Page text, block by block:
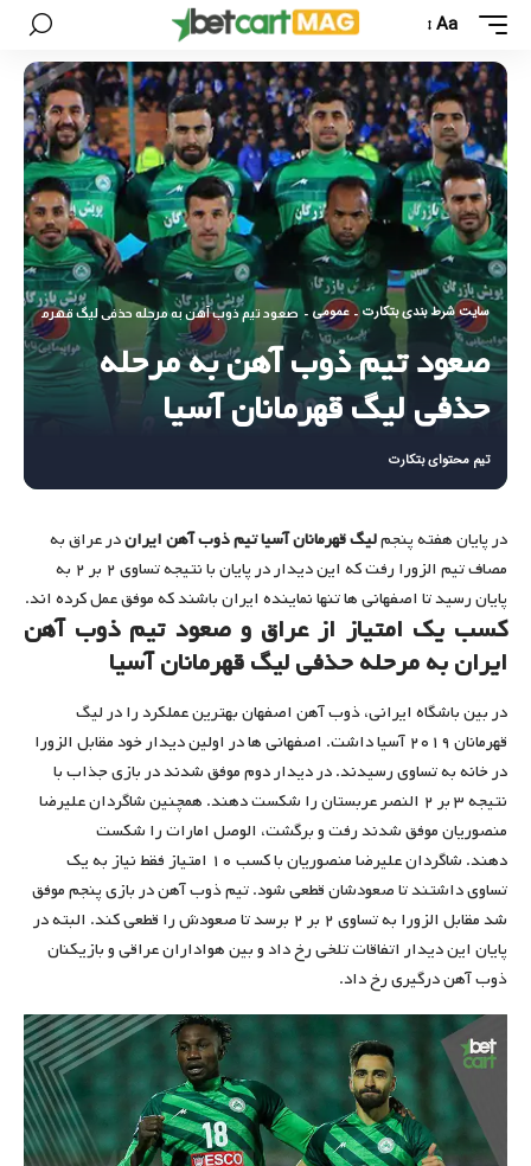
Aa
سایت شرط بندی بتکارت - عمومی - صعود تیم ذوب آهن به مرحله حذفی لیگ قهرمانان
صعود تیم ذوب آهن به مرحله
حذفی لیگ قهرمانان آسیا
تیم محتوای بتکارت
در پایان هفته پنجملیگ قهرمانان آسیا تیم ذوب آهن ایراندر عراق به
مصاف تیم الزورا رفت که این دیدار در پایان با نتیجه تساوی ۲ بر ۲ به
پایان رسید تا اصفهانی ها تنها نماینده ایران باشند که موفق عمل کرده اند.
کسب یک امتیاز از عراق و صعود تیم ذوب آهن
ایران به مرحله حذفی لیگ قهرمانان آسیا
در بین باشگاه ایرانی، ذوب آهن اصفهان بهترین عملکرد را در لیگ
قهرمانان ۲۰۱۹ آسیا داشت. اصفهانی ها در اولین دیدار خود مقابل الزورا
در خانه به تساوی رسیدند. در دیدار دوم موفق شدند در بازی جذاب با
نتیجه ۳ بر ۲ النصر عربستان را شکست دهند. همچنین شاگردان علیرضا
منصوریان موفق شدند رفت و برگشت، الوصل امارات را شکست
دهند. شاگردان علیرضا منصوریان با کسب ۱۰ امتیاز فقط نیاز به یک
تساوی داشتند تا صعودشان قطعی شود. تیم ذوب آهن در بازی پنجم موفق
شد مقابل الزورا به تساوی ۲ بر ۲ برسد تا صعودش را قطعی کند. البته در
پایان این دیدار اتفاقات تلخی رخ داد و بین هواداران عراقی و بازیکنان
ذوب آهن درگیری رخ داد.